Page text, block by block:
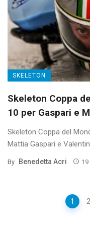
SKELETON
Skeleton Coppa
10 per Gaspari e
Skeleton Coppa del
Mattia Gaspari e
By Benedetta Acri
1 2